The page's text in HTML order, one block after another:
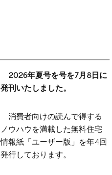
2026年夏号を号を7月8日に
発刊いたしました。
消費者向けの読んで得する
ノウハウを満載した無料住宅
情報紙「ユーザー版」を年4回
発行しております。